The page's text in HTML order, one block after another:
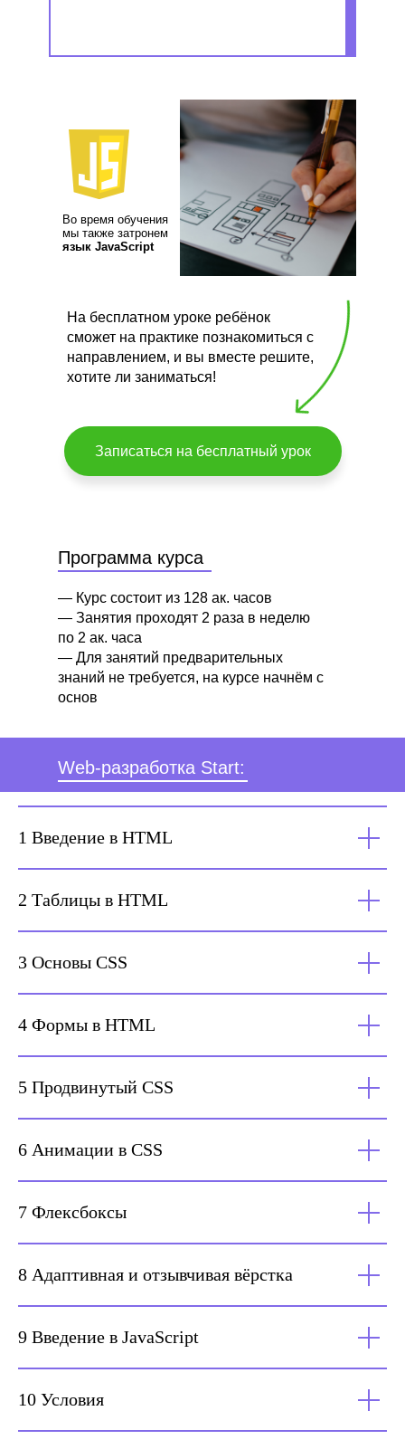
Во время обучения
мы также затронем
язык JavaScript
Записаться на бесплатный урок
На бесплатном уроке ребёнок
сможет на практике познакомиться с
направлением, и вы вместе решите,
хотите ли заниматься!
Программа курса
— Курс состоит из 128 ак. часов
— Занятия проходят 2 раза в неделю
по 2 ак. часа
— Для занятий предварительных
знаний не требуется, на курсе начнём с
основ
Web-разработка Start:
1 Введение в HTML
2 Таблицы в HTML
3 Основы CSS
4 Формы в HTML
5 Продвинутый CSS
6 Анимации в CSS
7 Флексбоксы
8 Адаптивная и отзывчивая вёрстка
9 Введение в JavaScript
10 Условия